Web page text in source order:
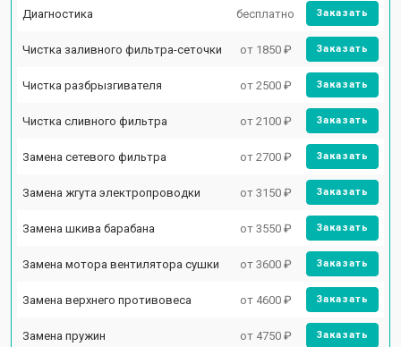
Диагностика бесплатно Заказать
Чистка заливного фильтра-сеточки от 1850 ₽ Заказать
Чистка разбрызгивателя от 2500 ₽ Заказать
Чистка сливного фильтра от 2100 ₽ Заказать
Замена сетевого фильтра от 2700 ₽ Заказать
Замена жгута электропроводки от 3150 ₽ Заказать
Замена шкива барабана от 3550 ₽ Заказать
Замена мотора вентилятора сушки от 3600 ₽ Заказать
Замена верхнего противовеса от 4600 ₽ Заказать
Замена пружин от 4750 ₽ Заказать